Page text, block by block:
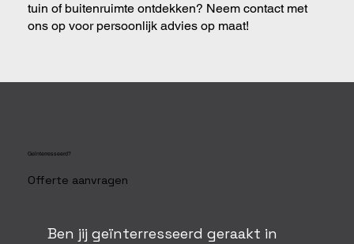
tuin of buitenruimte ontdekken? Neem contact met
ons op voor persoonlijk advies op maat!
Geïnterresseerd?
Offerte aanvragen
Ben jij geïnterresseerd geraakt in